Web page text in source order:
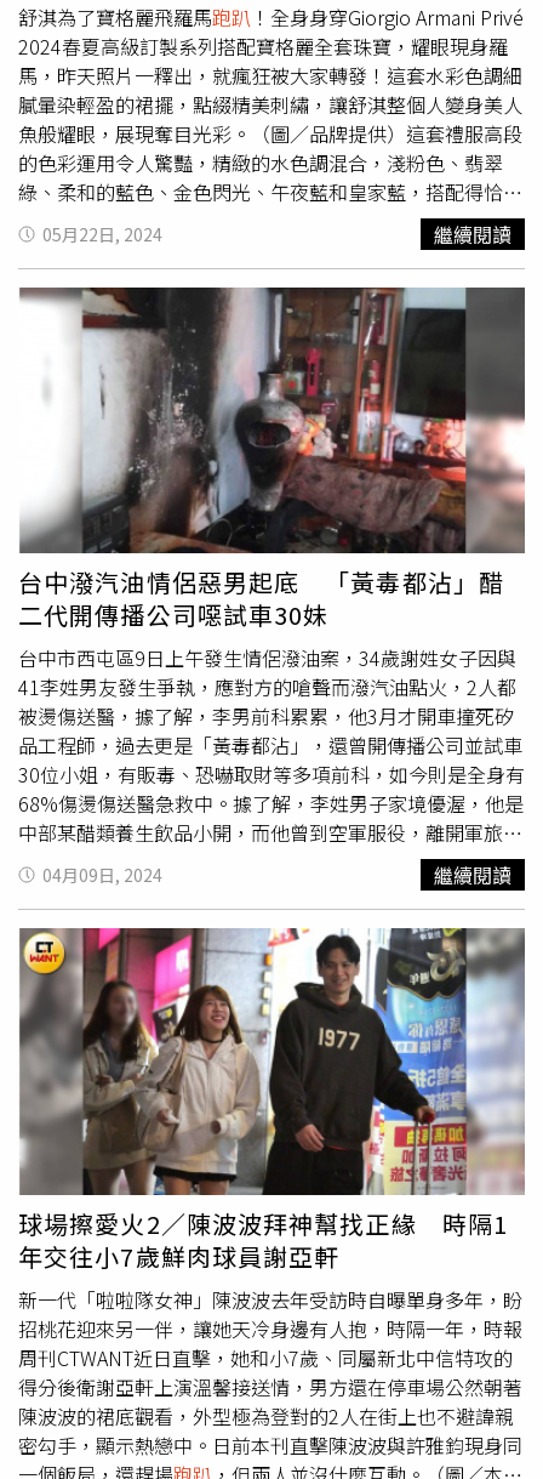
舒淇為了寶格麗飛羅馬跑趴 ！全身身穿Giorgio Armani Privé
2024春夏高級訂製系列搭配寶格麗全套珠寶，耀眼現身羅
馬，昨天照片一釋出，就瘋狂被大家轉發！這套水彩色調細
膩暈染輕盈的裙擺，點綴精美刺繡，讓舒淇整個人變身美人
魚般耀眼，展現奪目光彩。（圖／品牌提供）這套禮服高段
的色彩運用令人驚豔，精緻的水色調混合，淺粉色、翡翠
綠、柔和的藍色、金色閃光、午夜藍和皇家藍，搭配得恰到
好處，完美凸顯舒淇的時尚風格與性感知性感。寶格麗全球
品牌代言人安海瑟薇（Anne Hathaway）、舒淇、劉亦菲齊
聚羅馬、都配戴了寶格麗奢華珠寶登場！（圖／品牌提供）
05月22日, 2024 繼續閱讀
台中潑汽油情侶惡男起底 「黃毒都沾」醋
二代開傳播公司噁試車30妹
台中市西屯區9日上午發生情侶潑油案，34歲謝姓女子因與
41李姓男友發生爭執，應對方的嗆聲而潑汽油點火，2人都
被燙傷送醫，據了解，李男前科累累，他3月才開車撞死矽
品工程師，過去更是「黃毒都沾」，還曾開傳播公司並試車
30位小姐，有販毒、恐嚇取財等多項前科，如今則是全身有
68%傷燙傷送醫急救中。據了解，李姓男子家境優渥，他是
中部某醋類養生飲品小開，而他曾到空軍服役，離開軍旅後
並未接掌家業，反而進入八大開傳播公司，更自己當車伕送
傳播妹跑趴，全盛時期旗下有近30位小姐，他還「一一試
車」，遇到喜歡的便「升級」成女友。李男的荒謬事蹟則不
僅於此，他旗下洪姓小姐在2014年間參加毒趴而遭性侵,李
男因而找上蕭姓主辦人理論，電擊蕭女勒索50萬元外，還強
破對方簽下翹車讓渡書，警方逮捕李男時在其屋內查獲K他
命等毒品，並發現至少50萬元現金。而進出警局李男並沒有
就此改邪歸正，他今年3月又駕駛租賃車撞死停等紅燈的29
歲陳姓矽品工程師，更因事後態度輕率、叼菸作筆錄而引發
家屬不滿，被員警要求到案說明竟失聯，如今再度登上媒體
版面。據悉，李男9日上午要求與女友前往加油站買油，幫
家中兩輛沒有油的機車加油，但是當謝女買油返家後，雙方
爆發口角，進而引發肢體衝突，李男開口要求謝女拿汽油潑
他並點燃，未料謝女如實照辦，因此釀成這起悲劇，李男全
身有68%燒燙傷，如今仍在救治中，確切案情則仍須釐清。
04月09日, 2024 繼續閱讀
球場擦愛火2／陳波波拜神幫找正緣 時隔1
年交往小7歲鮮肉球員謝亞軒
新一代「啦啦隊女神」陳波波去年受訪時自曝單身多年，盼
招桃花迎來另一伴，讓她天冷身邊有人抱，時隔一年，時報
周刊CTWANT近日直擊，她和小7歲、同屬新北中信特攻的
得分後衛謝亞軒上演溫馨接送情，男方還在停車場公然朝著
陳波波的裙底觀看，外型極為登對的2人在街上也不避諱親
密勾手，顯示熱戀中。日前本刊直擊陳波波與許雅鈞現身同